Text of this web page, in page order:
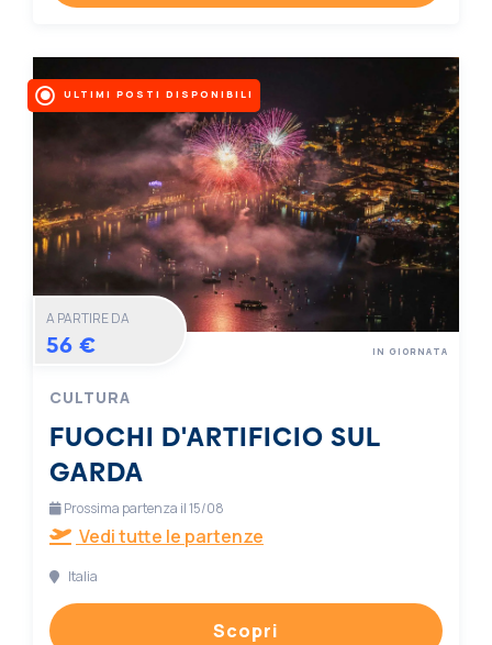
ULTIMI POSTI DISPONIBILI
A PARTIRE DA
56 €
CULTURA
FUOCHI D'ARTIFICIO SUL
GARDA
IN GIORNATA
Prossima partenza il 15/08
Vedi tutte le partenze
Italia
Scopri